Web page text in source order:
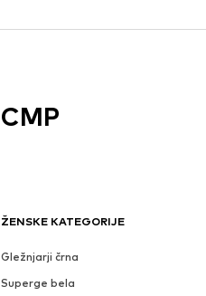
ŽENSKE KATEGORIJE
Gležnjarji črna
Superge bela
CMP